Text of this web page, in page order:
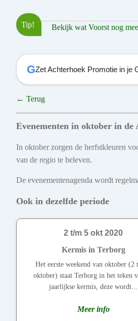
Tip! Bekijk wat Voorst nog
GZet Achterhoek Promotie in je
← Terug
Evenementen in oktober in de
In oktober zorgen de herfstkleuren
van de regio te beleven.
De evenementenagenda wordt
Ook in dezelfde periode
2 t/m 5 okt 2020
Kermis in Terborg
Het eerste weekend van oktober (2
oktober) staat Terborg in het teken
jaarlijkse kermis, deze wordt...
Meer info